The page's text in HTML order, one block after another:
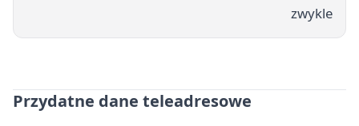
zwykle
Przydatne dane teleadresowe